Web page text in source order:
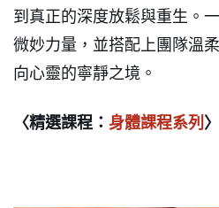
到真正的深度放鬆與重生。
微妙力量，並搭配上團隊溫
向心靈的寧靜之境。
〈精選課程： 身體課程系列 〉